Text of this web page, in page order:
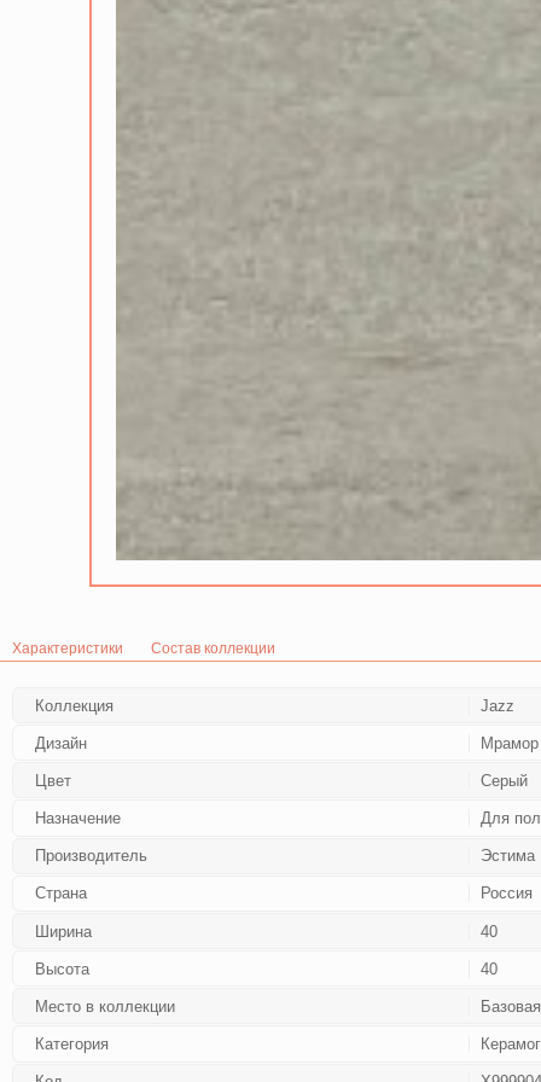
Характеристики Состав коллекции
Коллекция Jazz
Дизайн Мрамор
Цвет Серый
Назначение Для
Производитель Эстима
Страна Россия
Ширина 40
Высота 40
Место в коллекции
Категория